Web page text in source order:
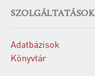
SZOLGÁLTATÁSOK
Adatbázisok
Könyvtár